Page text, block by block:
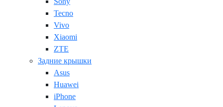
Tecno
Vivo
Xiaomi
ZTE
Задние крышки
Asus
Huawei
iPhone